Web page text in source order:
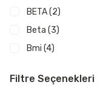
BETA (2)
Beta (3)
Bmi (4)
Dasqua (6)
Filtre Seçenekleri